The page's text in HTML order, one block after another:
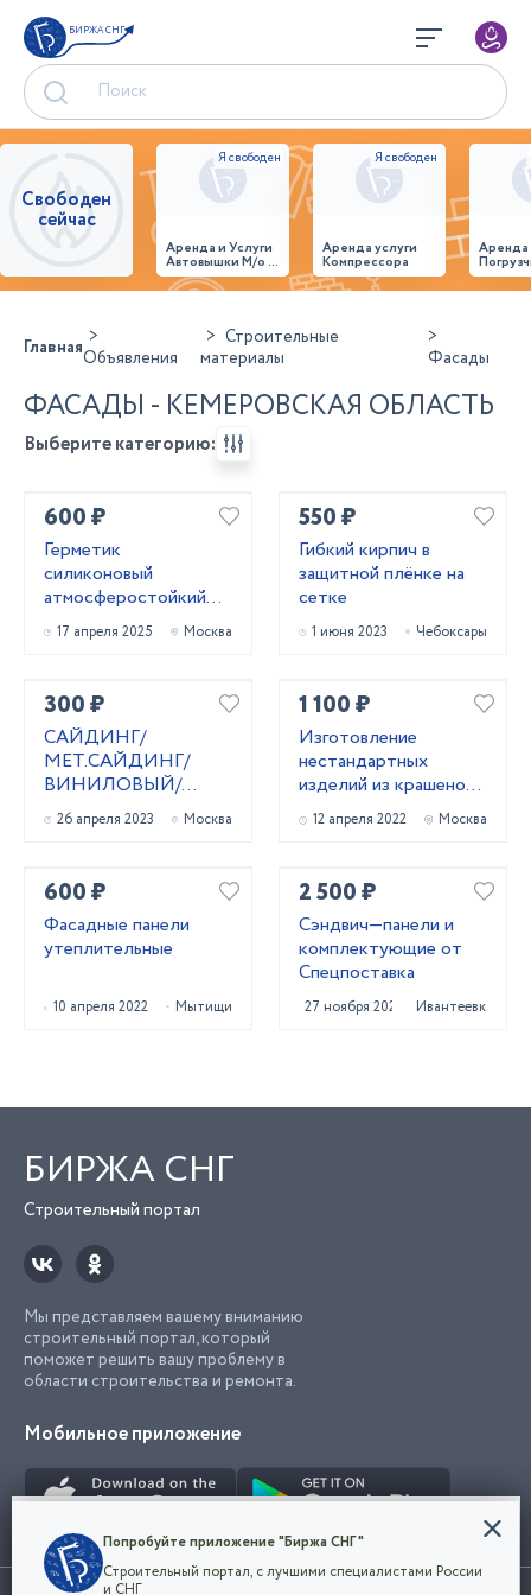
БИРЖА СНГ
Свободен
сейчас
Аренда и Услуги
Автовышки М/о г.
Домодедово
26,28,32 место
Аренда услуги
Компрессора
ГлавнаяОбъявления
Строительные
материалы
Фасады
ФАСАДЫ - КЕМЕРОВСКАЯ ОБЛАСТЬ
Выберите категорию:
600 ₽
Герметик
силиконовый
атмocфеpocтoйкий
(черный) 600 мл
17 апреля 2025 Москва
550 ₽
Гибкий кирпич в
защитной плёнке на
сетке
1 июня 2023 Чебоксары
300 ₽
САЙДИНГ/
МЕТ.САЙДИНГ/
ВИНИЛОВЫЙ/
ФАСАДНЫЕ
ПАНЕЛИ
26 апреля 2023 Москва
1 100 ₽
Изготовление
нестандартных
изделий из крашеной
жести.
12 апреля 2022 Москва
600 ₽
Фасадные панели
утеплительные
10 апреля 2022 Мытищи
2 500 ₽
Сэндвич—панели и
комплектующие от
Спецпоставка
27 ноября 2021 Ивантеевка
БИРЖА СНГ
Строительный портал
Мы представляем вашему вниманию
строительный портал, который
поможет решить вашу проблему в
области строительства и ремонта.
Мобильное приложение
Использование сайта, в том числе подача объявлений, означает
Конфиденциальность
Мы используем файлы cookie, чтобы сделать
наш сайт удобным для каждого
Попробуйте приложение "Биржа СНГ"
Строительный портал, с лучшими специалистами России
и СНГ